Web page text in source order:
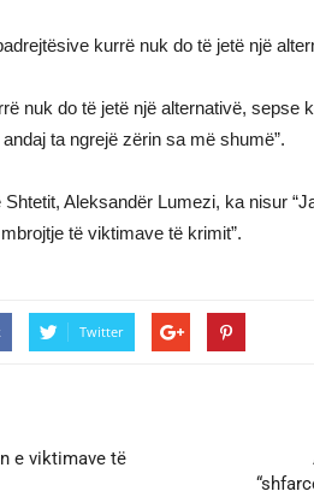
kurrë nuk do të jetë një
nuk do të jetë një alternativë, sepse
ta ngrejë zërin sa më shumë”.
Aleksandër Lumezi, ka nisur
të viktimave të krimit”.
Twitter
e viktimave të